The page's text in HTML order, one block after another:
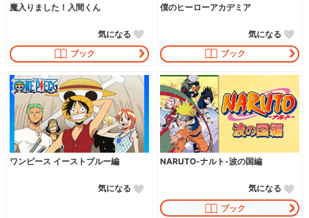
魔入りました！入間くん
ブック
気になる
僕のヒーローアカデミア
ブック
気になる
ワンピース イーストブルー編
気になる
NARUTO‐ナルト‐波の国編
ブック
気になる